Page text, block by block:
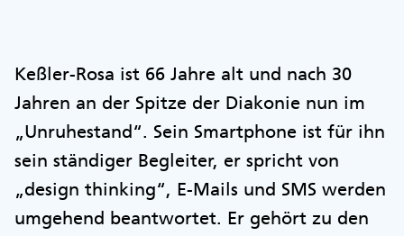
Keßler-Rosa ist 66 Jahre alt und nach 30
Jahren an der Spitze der Diakonie nun im
„Unruhestand“. Sein Smartphone ist für ihn
sein ständiger Begleiter, er spricht von
„design thinking“, E-Mails und SMS werden
umgehend beantwortet. Er gehört zu den